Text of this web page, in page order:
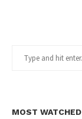
MOST WATCHED